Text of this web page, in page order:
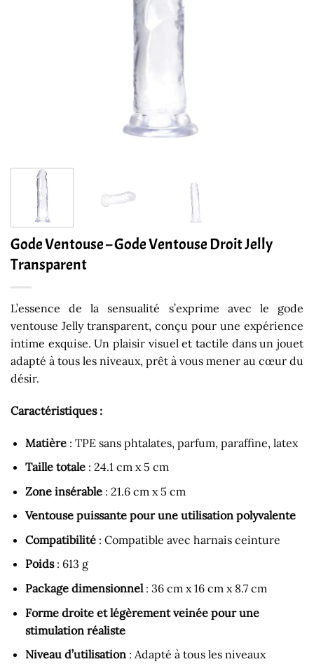
Gode Ventouse – Gode Ventouse Droit Jelly
Transparent
L’essence de la sensualité s’exprime avec le gode
ventouse Jelly transparent, conçu pour une expérience
intime exquise. Un plaisir visuel et tactile dans un jouet
adapté à tous les niveaux, prêt à vous mener au cœur du
désir.
Caractéristiques :
Matière: TPE sans phtalates, parfum, paraffine, latex
Taille totale: 24.1 cm x 5 cm
Zone insérable: 21.6 cm x 5 cm
Ventouse puissante pour une utilisation polyvalente
Compatibilité: Compatible avec harnais ceinture
Poids: 613 g
Package dimensionnel: 36 cm x 16 cm x 8.7 cm
Forme droite et légèrement veinée pour une
stimulation réaliste
Niveau d’utilisation: Adapté à tous les niveaux